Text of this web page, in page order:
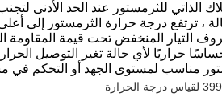
الذاتي للثرمستور عند الحد الأدنى
، ترتفع درجة حرارة الثرمستور إلى
100 ~ 200 ℃ يمكن تقليل المقاومة إلى ظروف التيار
حراريًا لأي حالة تغير التوصيل
مناسب لمستوى الجهد أو التحكم في